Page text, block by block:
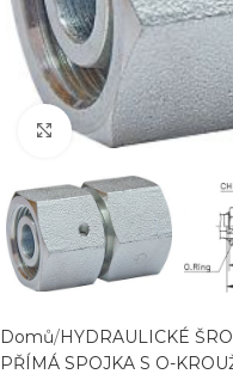
Zvětšit obrázek
Domů HYDRAULICKÉ
PŘÍMÁ SPOJKA S O-